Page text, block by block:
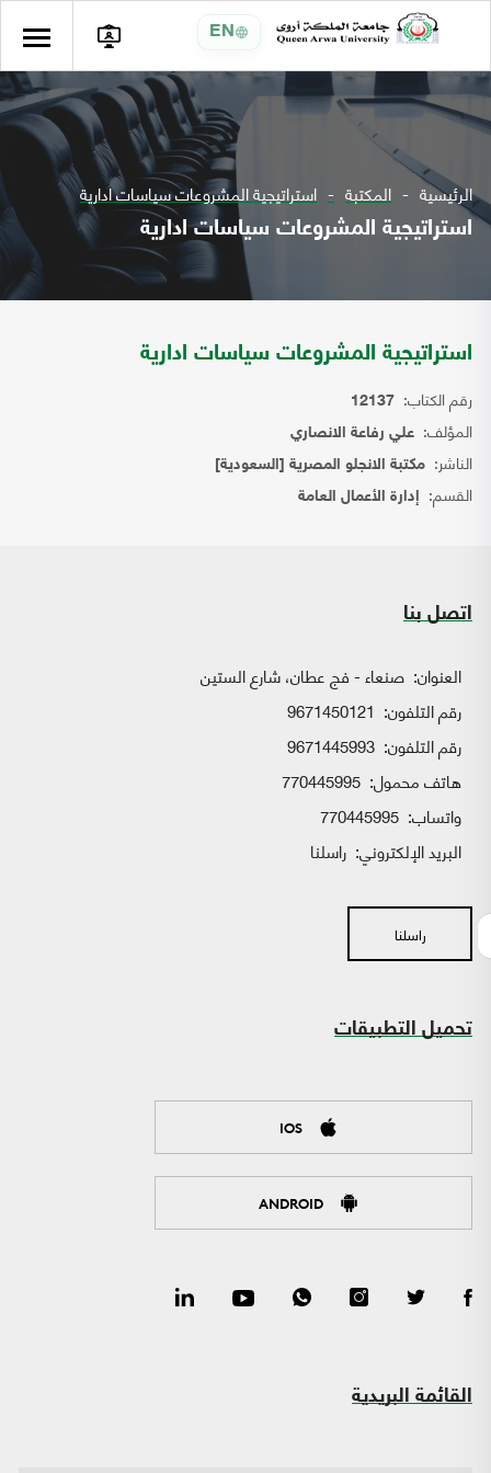
EN
الرئيسية المكتبة استراتيجية المشروعات سياسات ادارية
استراتيجية المشروعات سياسات ادارية
استراتيجية المشروعات سياسات ادارية
رقم الكتاب: 12137
المؤلف: علي رفاعة الانصاري
الناشر: مكتبة الانجلو المصرية [السعودية]
القسم: إدارة الأعمال العامة
اتصل بنا
العنوان: صنعاء - فج عطان، شارع الستين
رقم التلفون: 9671450121
رقم التلفون: 9671445993
هاتف محمول: 770445995
واتساب:
البريد الإلكتروني: راسلنا
راسلنا
تحميل التطبيقات
IOS
ANDROID
القائمة البريدية